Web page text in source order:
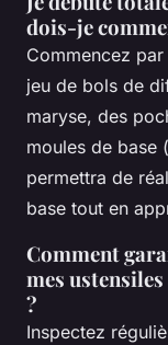
dois-je
Commencez par
jeu de bols de
maryse, des
moules de base
permettra de
base tout en
Comment
mes
?
Inspectez